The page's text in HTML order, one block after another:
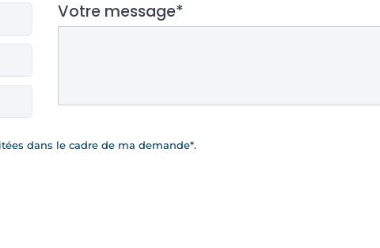
Votre message*
dans le cadre de ma demande*.